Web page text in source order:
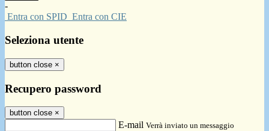
-
Entra con SPID Entra con CIE
Seleziona utente
button close ×
Recupero password
button close ×
E-mail Verrà inviato un messaggio